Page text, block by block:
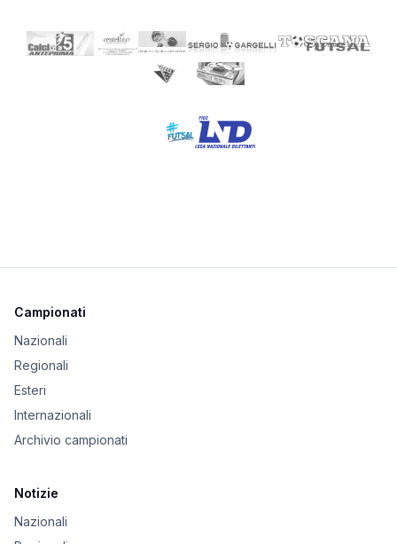
Campionati
Nazionali
Regionali
Esteri
Internazionali
Archivio campionati
Notizie
Nazionali